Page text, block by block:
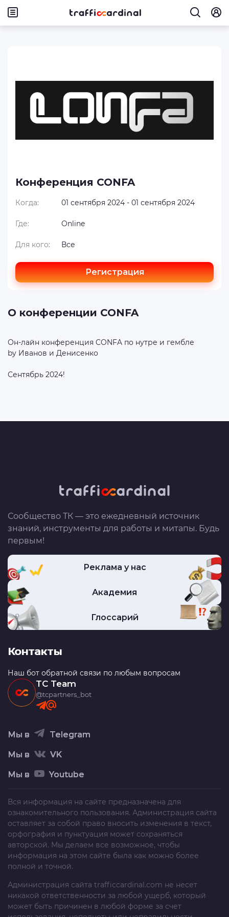
Конференция CONFA
Когда: 01 сентября 2024 - 01 сентября 2024
Где: Online
Для кого: Все
Регистрация
О конференции CONFA
Он-лайн конференция CONFA по нутре и гембле
by Иванов и Денисенко
Сообщество ТК — это ежедневный источник
знаний, инструменты для работы и митапы. Будь
первым!
Реклама у нас
Академия
Глоссарий
Контакты
Наш бот обратной связи по любым вопросам
TC Team
@tcpartners_bot
Мы в Telegram
Мы в VK
Мы в Youtube
Вся информация на сайте предназначена для
ознакомительного пользования. Администрация сайта
оставляет за собой право вносить изменения в текст,
орфография и пунктуация может сохраняться
авторской. Мы делаем все возможное, чтобы
информация на этом сайте была как можно более
полной и точной.
Администрация сайта trafficcardinal.com не несет
никакой ответственности за любой ущерб, который
может быть причинен в любой форме за счет